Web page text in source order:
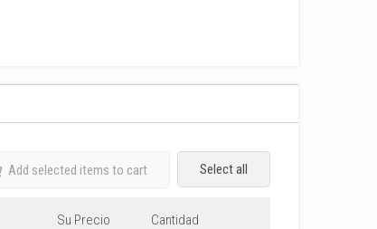
Add selected items to cart Select all
Su Precio Cantidad